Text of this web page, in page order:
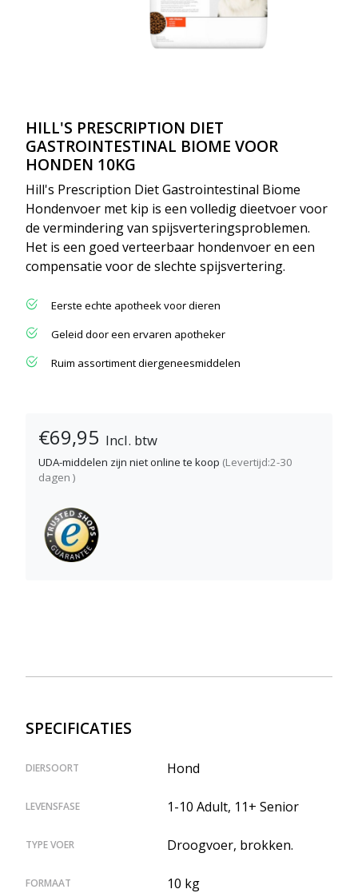
HILL'S PRESCRIPTION DIET
GASTROINTESTINAL BIOME VOOR
HONDEN 10KG
Eerste echte apotheek voor dieren
Geleid door een ervaren apotheker
Ruim assortiment diergeneesmiddelen
Hill's Prescription Diet Gastrointestinal Biome
Hondenvoer met kip is een volledig dieetvoer voor
de vermindering van spijsverteringsproblemen.
Het is een goed verteerbaar hondenvoer en een
compensatie voor de slechte spijsvertering.
€69,95 Incl. btw
UDA-middelen zijn niet online te koop (Levertijd:2-30
dagen )
SPECIFICATIES
DIERSOORT Hond
LEVENSFASE 1-10 Adult, 11+ Senior
TYPE VOER Droogvoer, brokken.
FORMAAT 10 kg